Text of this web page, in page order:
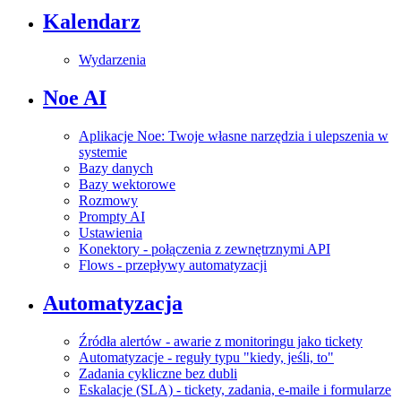
Kalendarz
Wydarzenia
Noe AI
Aplikacje Noe: Twoje własne narzędzia i ulepszenia w
systemie
Bazy danych
Bazy wektorowe
Rozmowy
Prompty AI
Ustawienia
Konektory - połączenia z zewnętrznymi API
Flows - przepływy automatyzacji
Automatyzacja
Źródła alertów - awarie z monitoringu jako tickety
Automatyzacje - reguły typu "kiedy, jeśli, to"
Zadania cykliczne bez dubli
Eskalacje (SLA) - tickety, zadania, e-maile i formularze